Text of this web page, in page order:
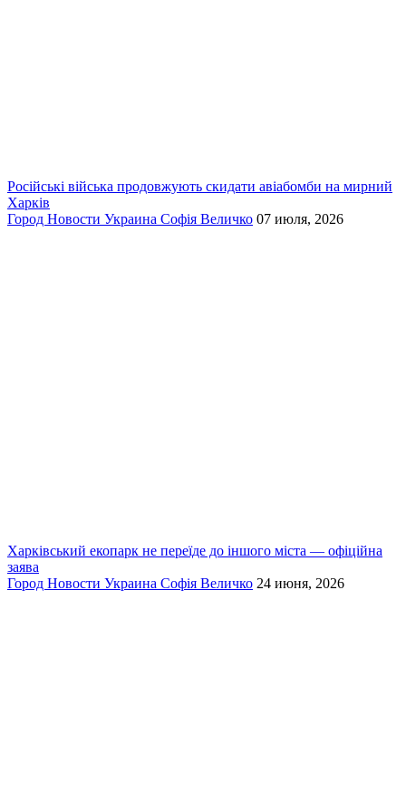
Російські війська продовжують скидати авіабомби на мирний
Харків
Город Новости Украина Софія Величко 07 июля, 2026
Харківський екопарк не переїде до іншого міста — офіційна
заява
Город Новости Украина Софія Величко 24 июня, 2026